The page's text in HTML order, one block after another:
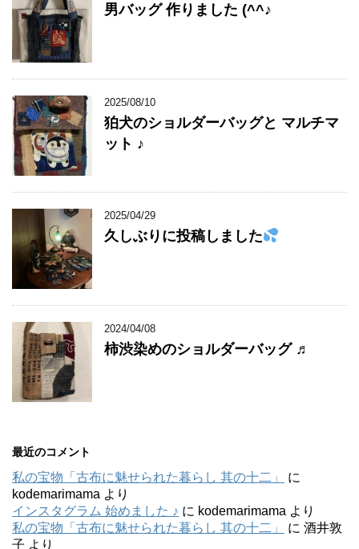
男バッグ 作りました (^^♪
2025/08/10
狛犬のショルダーバッグと マルチマ
ット ♪
2025/04/29
久しぶりに投稿しました
2024/04/08
柿渋染めのショルダーバッグ ♬
最近のコメント
私の宝物「古布に魅せられた暮らし 其の十二」
に
kodemarimama より
インスタグラム 始めました ♪ に kodemarimama より
私の宝物「古布に魅せられた暮らし 其の十二」
に 酒井敦
子 より